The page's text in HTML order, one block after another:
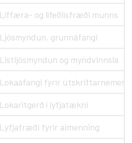
Líffæra- og lífeðlisfræði munns
Ljósmyndun, grunnáfangi
Listljósmyndun og myndvinnsla
Lokaáfangi fyrir
Lokaritgerð í lyfjatækni
Lyfjafræði fyrir almenning